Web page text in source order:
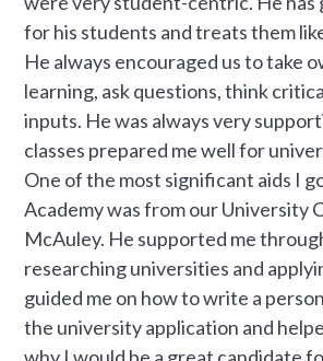
for his students and treats them
He always encouraged us to take
learning, ask questions, think
inputs. He was always very
classes prepared me well for
One of the most significant aids I
Academy was from our University
McAuley. He supported me
researching universities and
guided me on how to write a
the university application and